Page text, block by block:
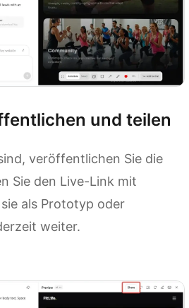
und teilen
veröffentlichen Sie die
Sie den Live-Link mit
als Prototyp oder
weiter.